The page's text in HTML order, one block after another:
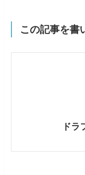
この記事を書
ドラ